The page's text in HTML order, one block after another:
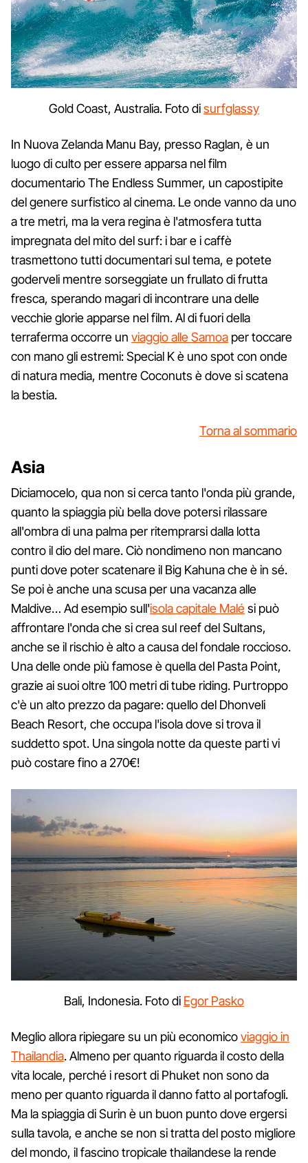
Gold Coast, Australia. Foto disurfglassy
In Nuova Zelanda Manu Bay, presso Raglan, è un
luogo di culto per essere apparsa nel film
documentario The Endless Summer, un capostipite
del genere surfistico al cinema. Le onde vanno da uno
a tre metri, ma la vera regina è l'atmosfera tutta
impregnata del mito del surf: i bar e i caffè
trasmettono tutti documentari sul tema, e potete
goderveli mentre sorseggiate un frullato di frutta
fresca, sperando magari di incontrare una delle
vecchie glorie apparse nel film. Al di fuori della
terraferma occorre un viaggio alle Samoa per toccare
con mano gli estremi: Special K è uno spot con onde
di natura media, mentre Coconuts è dove si scatena
la bestia.
Torna al sommario
Asia
Diciamocelo, qua non si cerca tanto l'onda più grande,
quanto la spiaggia più bella dove potersi rilassare
all'ombra di una palma per ritemprarsi dalla lotta
contro il dio del mare. Ciò nondimeno non mancano
punti dove poter scatenare il Big Kahuna che è in sé.
Se poi è anche una scusa per una vacanza alle
Maldive… Ad esempio sull'isola capitale Malési può
affrontare l'onda che si crea sul reef del Sultans,
anche se il rischio è alto a causa del fondale roccioso.
Una delle onde più famose è quella del Pasta Point,
grazie ai suoi oltre 100 metri di tube riding. Purtroppo
c'è un alto prezzo da pagare: quello del Dhonveli
Beach Resort, che occupa l'isola dove si trova il
suddetto spot. Una singola notte da queste parti vi
può costare fino a 270€!
Bali, Indonesia. Foto di Egor Pasko
Meglio allora ripiegare su un più economicoviaggio in
Thailandia. Almeno per quanto riguarda il costo della
vita locale, perché i resort di Phuket non sono da
meno per quanto riguarda il danno fatto al portafogli.
Ma la spiaggia di Surin è un buon punto dove ergersi
sulla tavola, e anche se non si tratta del posto migliore
del mondo, il fascino tropicale thailandese la rende